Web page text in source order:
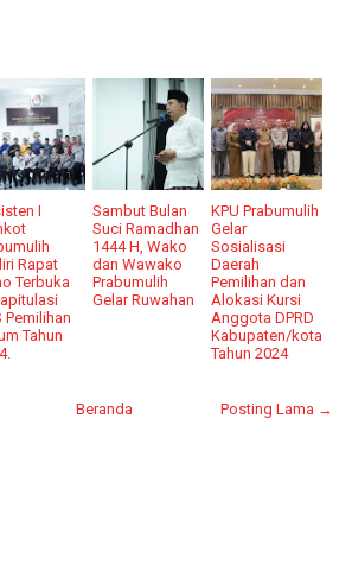
I
Rapat
Terbuka
Pemilihan
Tahun
Sambut Bulan
Suci Ramadhan
1444 H, Wako
dan Wawako
Prabumulih
Gelar Ruwahan
KPU Prabumulih
Gelar
Sosialisasi
Daerah
Pemilihan dan
Alokasi Kursi
Anggota DPRD
Kabupaten/kota
Tahun 2024
Posting Lama →
Beranda